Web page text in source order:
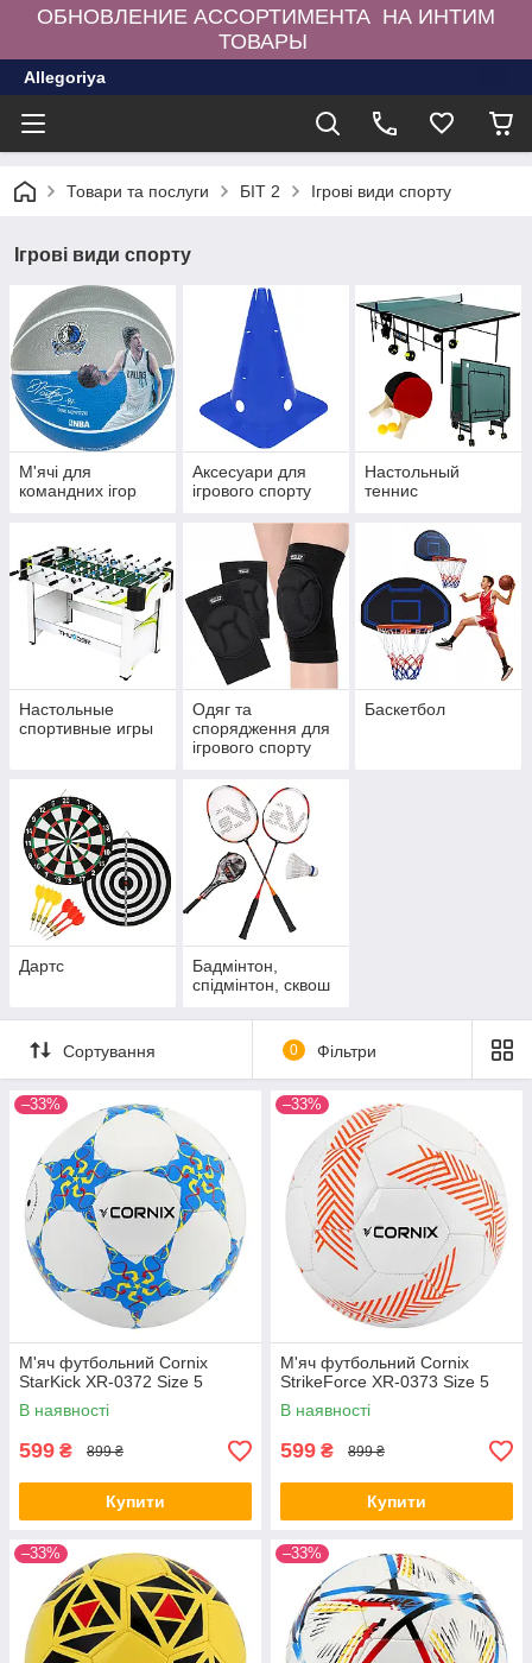
ОБНОВЛЕНИЕ АССОРТИМЕНТА НА ИНТИМ
ТОВАРЫ
Allegoriya
Товари та послуги БІТ 2 Ігрові види спорту
Ігрові види спорту
М'ячі для
командних ігор
Аксесуари для
ігрового спорту
Настольный
теннис
Настольные
спортивные игры
Одяг та
спорядження для
ігрового спорту
Баскетбол
Дартс
Бадмінтон,
спідмінтон, сквош
Сортування 0 Фільтри
–33%
М'яч футбольний Cornix
StarKick XR-0372 Size 5
В наявності
599 ₴ 899 ₴
Купити
–33%
М'яч футбольний Cornix
StrikeForce XR-0373 Size 5
В наявності
599 ₴ 899 ₴
Купити
–33% –33%